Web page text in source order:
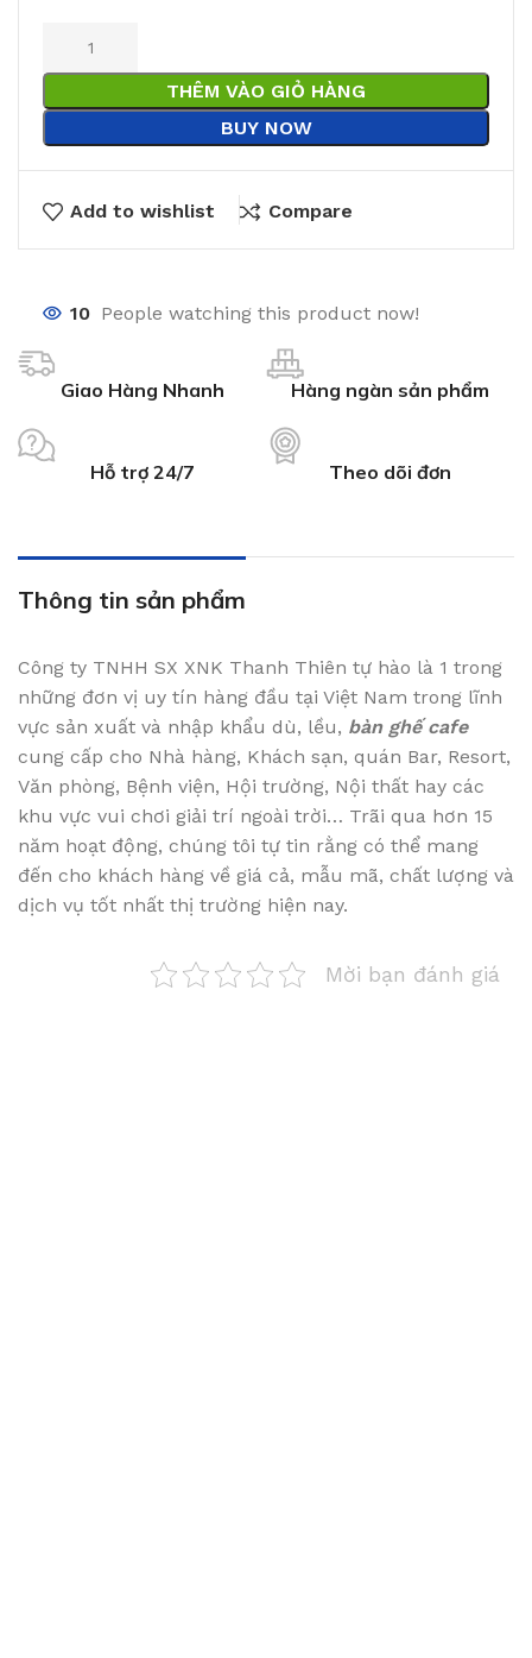
THÊM VÀO GIỎ HÀNG
BUY NOW
Add to wishlist Compare
10 People watching this product now!
Giao Hàng Nhanh Hàng ngàn sản phẩm
Hỗ trợ 24/7 Theo dõi đơn
Thông tin sản phẩm
Công ty TNHH SX XNK Thanh Thiên tự hào là 1 trong
những đơn vị uy tín hàng đầu tại Việt Nam trong lĩnh
vực sản xuất và nhập khẩu dù, lều, bàn ghế cafe
cung cấp cho Nhà hàng, Khách sạn, quán Bar, Resort,
Văn phòng, Bệnh viện, Hội trường, Nội thất hay các
khu vực vui chơi giải trí ngoài trời… Trãi qua hơn 15
năm hoạt động, chúng tôi tự tin rằng có thể mang
đến cho khách hàng về giá cả, mẫu mã, chất lượng và
dịch vụ tốt nhất thị trường hiện nay.
Mời bạn đánh giá